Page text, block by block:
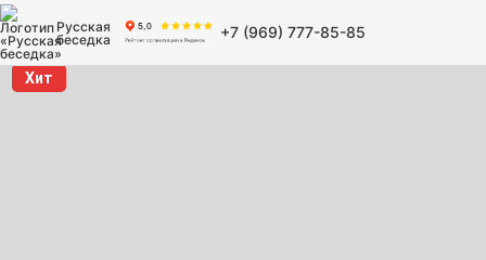
Русская
беседка
+7 (969) 777-85-85
Хит